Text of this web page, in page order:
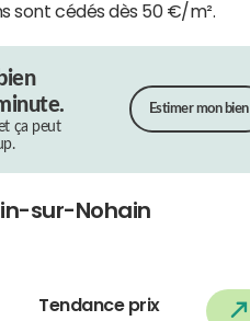
sont cédés dès 50 €/m².
ça peut
Estimer mon bien
sur-Nohain
Tendance prix